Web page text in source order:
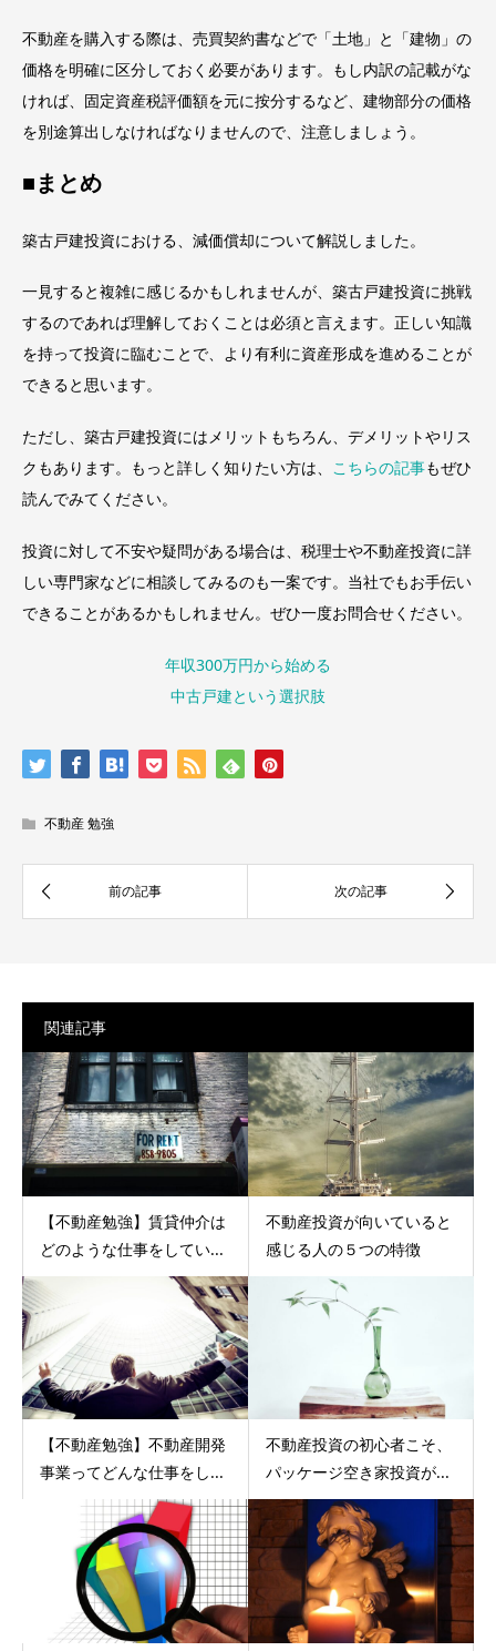
不動産を購入する際は、売買契約書などで「土地」と「建物」の
価格を明確に区分しておく必要があります。もし内訳の記載がな
ければ、固定資産税評価額を元に按分するなど、建物部分の価格
を別途算出しなければなりませんので、注意しましょう。
■まとめ
築古戸建投資における、減価償却について解説しました。
一見すると複雑に感じるかもしれませんが、築古戸建投資に挑戦
するのであれば理解しておくことは必須と言えます。正しい知識
を持って投資に臨むことで、より有利に資産形成を進めることが
できると思います。
ただし、築古戸建投資にはメリットもちろん、デメリットやリス
クもあります。もっと詳しく知りたい方は、 こちらの記事もぜひ
読んでみてください。
投資に対して不安や疑問がある場合は、税理士や不動産投資に詳
しい専門家などに相談してみるのも一案です。当社でもお手伝い
できることがあるかもしれません。ぜひ一度お問合せください。
年収300万円から始める
中古戸建という選択肢
不動産 勉強
関連記事
【不動産勉強】賃貸仲介は
どのような仕事をしてい...
不動産投資が向いていると
感じる人の５つの特徴
【不動産勉強】不動産開発
事業ってどんな仕事をし...
不動産投資の初心者こそ、
パッケージ空き家投資が...